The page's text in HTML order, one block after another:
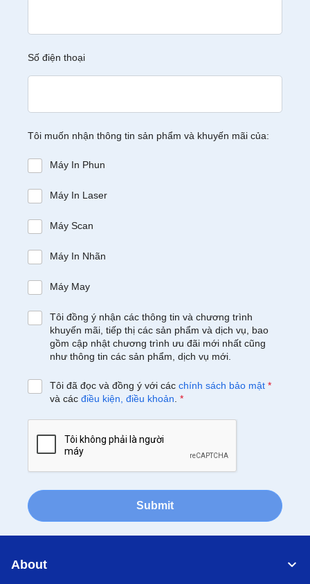
Số điện thoại
Tôi muốn nhận thông tin sản phẩm và khuyến mãi của:
Máy In Phun
Máy In Laser
Máy Scan
Máy In Nhãn
Máy May
Tôi đồng ý nhận các thông tin và chương trình
khuyến mãi, tiếp thị các sản phẩm và dịch vụ, bao
gồm cập nhật chương trình ưu đãi mới nhất cũng
như thông tin các sản phẩm, dịch vụ mới.
Tôi đã đọc và đồng ý với các chính sách bảo mật *
và các điều kiện, điều khoản *
Submit
About